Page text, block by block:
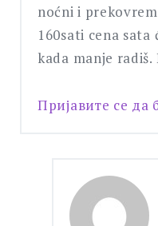
noćni i
160sati cena sata
kada manje radiš.
Пријавите се да